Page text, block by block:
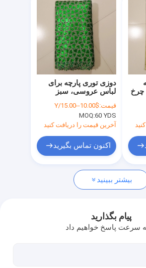
دوزی توری پارچه برای
لباس عروسی، سبز
قیمت:$10.00--15.00/Y
MOQ:60 YDS
آخرین قیمت را دریافت کنید
اکنون تماس بگیرید
چرخ
بیشتر ببینید
پیام بگذارید
سرعت پاسخ خواهیم داد